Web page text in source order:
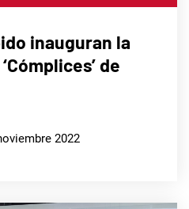
inauguran la
de
2022